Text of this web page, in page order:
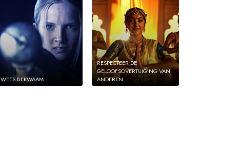
WEES BEKWAAM
RESPECTEER DE
GELOOFSOVERTUIGING VAN
ANDEREN